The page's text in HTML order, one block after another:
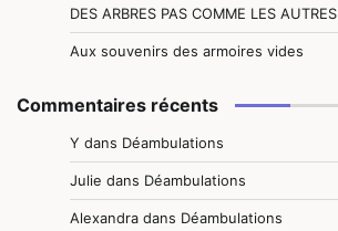
DES ARBRES PAS COMME LES AUTRES
Aux souvenirs des armoires vides
Commentaires récents
Y dans Déambulations
Julie dans Déambulations
Alexandra dans Déambulations